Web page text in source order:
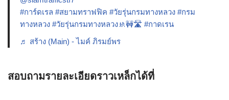
#การ์ดเรล #สยามทราฟฟิค #วัยรุ่นกรมทางหลวง #กรม
ทางหลวง #วัยรุ่นกรมทางหลวง🚸🚧🛣️ #กาดเรน
♬ สร้าง (Main) - ไมค์ ภิรมย์พร
สอบถามรายละเอียดราวเหล็กได้ที่